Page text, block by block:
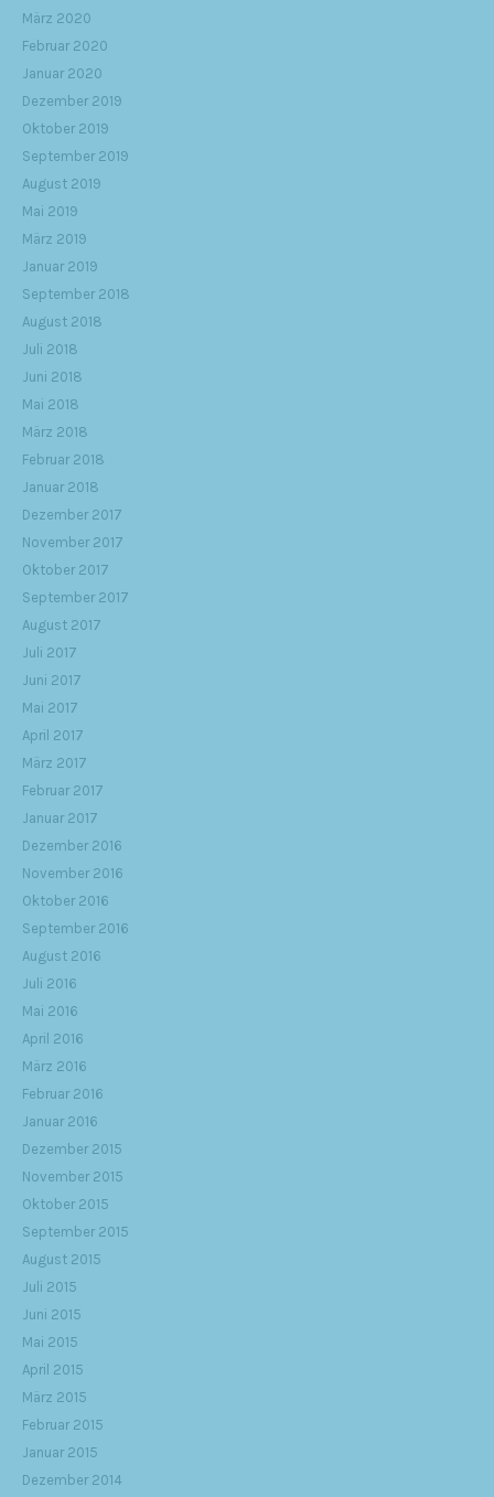
März 2020
Februar 2020
Januar 2020
Dezember 2019
Oktober 2019
September 2019
August 2019
Mai 2019
März 2019
Januar 2019
September 2018
August 2018
Juli 2018
Juni 2018
Mai 2018
März 2018
Februar 2018
Januar 2018
Dezember 2017
November 2017
Oktober 2017
September 2017
August 2017
Juli 2017
Juni 2017
Mai 2017
April 2017
März 2017
Februar 2017
Januar 2017
Dezember 2016
November 2016
Oktober 2016
September 2016
August 2016
Juli 2016
Mai 2016
April 2016
März 2016
Februar 2016
Januar 2016
Dezember 2015
November 2015
Oktober 2015
September 2015
August 2015
Juli 2015
Juni 2015
Mai 2015
April 2015
März 2015
Februar 2015
Januar 2015
Dezember 2014